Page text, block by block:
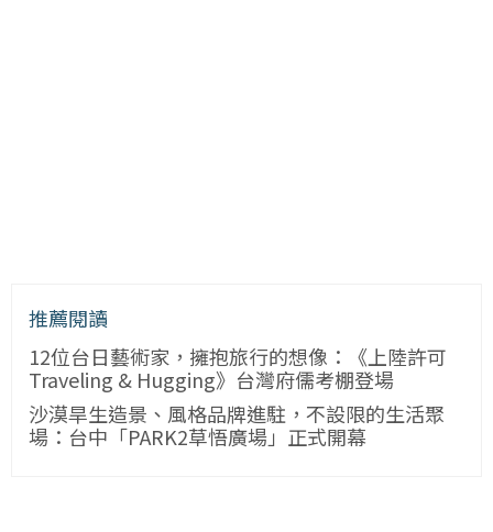
推薦閱讀
12位台日藝術家，擁抱旅行的想像：《上陸許可
Traveling & Hugging》台灣府儒考棚登場
沙漠旱生造景、風格品牌進駐，不設限的生活聚
場：台中「PARK2草悟廣場」正式開幕